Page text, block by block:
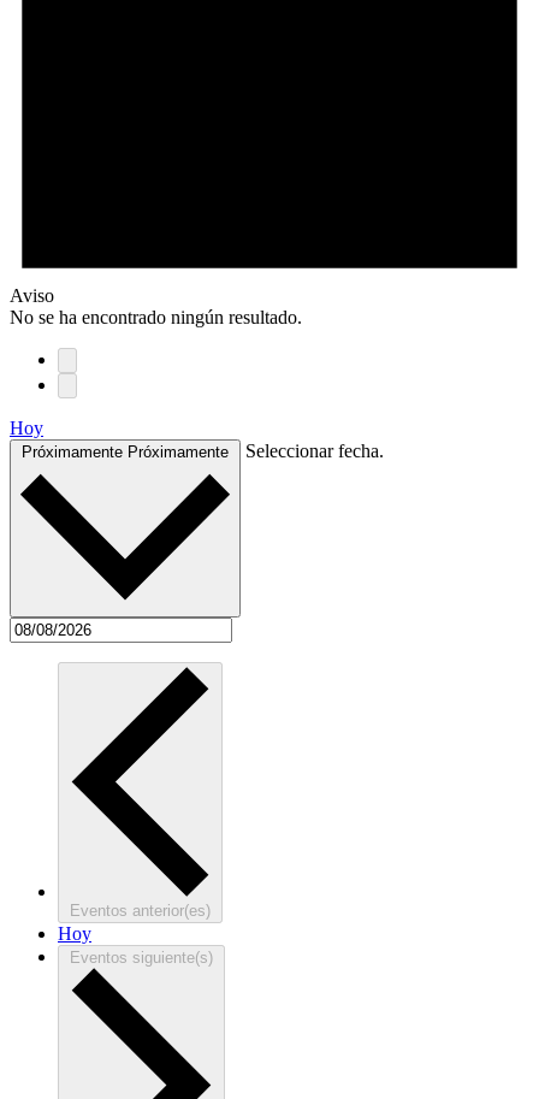
Aviso
No se ha encontrado ningún resultado.
Hoy
Próximamente Próximamente Seleccionar fecha.
Eventos anterior(es)
Hoy
Eventos siguiente(s)